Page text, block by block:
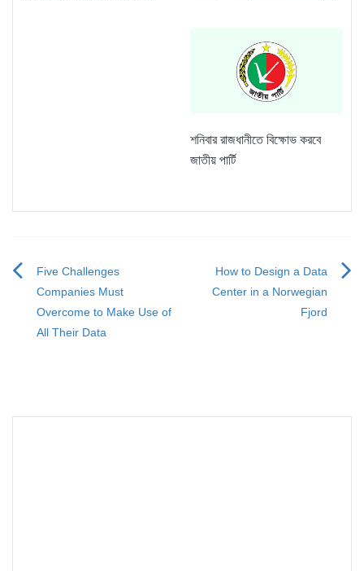
শনিবার রাজধানীতে বিক্ষোভ করবে
জাতীয় পার্টি
Post
navigation
Five Challenges
Companies Must
Overcome to Make Use of
All Their Data
How to Design a Data
Center in a Norwegian
Fjord